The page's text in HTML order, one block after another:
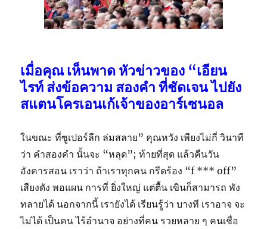
เมื่อคุณ เห็นพาด หัวข่าวของ “เอียน
ไรท์ ส่งข้อความ สองคำ ที่ชัดเจน ไปยัง
สแตนโครเอนเก้เจ้าของอาร์เซนอล
ในขณะ ที่ซูเปอร์ลีก ล่มสลาย” คุณหวัง เพียงไม่กี่ วินาที
ว่า คำสองคำ นั้นจะ “หลุด”; ท้ายที่สุด แล้วคืนวัน
อังคารสอน เราว่า ถ้าเราทุกคน กรีดร้อง “f *** off”
เสียงดัง พอแผน การที่ ยิ่งใหญ่ แต่ตื้น เขินก็สามารถ พัง
ทลายได้ นอกจากนี้ เรายังได้ เรียนรู้ว่า บางที เราอาจ จะ
ไม่ได้ เป็นคน ไร้อำนาจ อย่างที่คน รวยหลาย ๆ คนเชื่อ